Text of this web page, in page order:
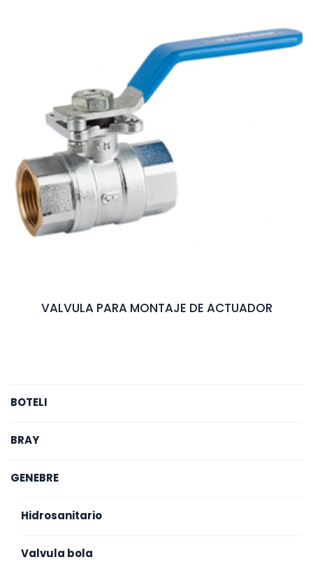
VALVULA PARA MONTAJE DE ACTUADOR
BOTELI
BRAY
GENEBRE
Hidrosanitario
Valvula bola